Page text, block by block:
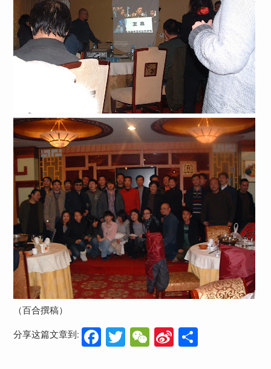
（百合撰稿）
分享这篇文章到: Facebook
Twitter
WeChat
Sina分